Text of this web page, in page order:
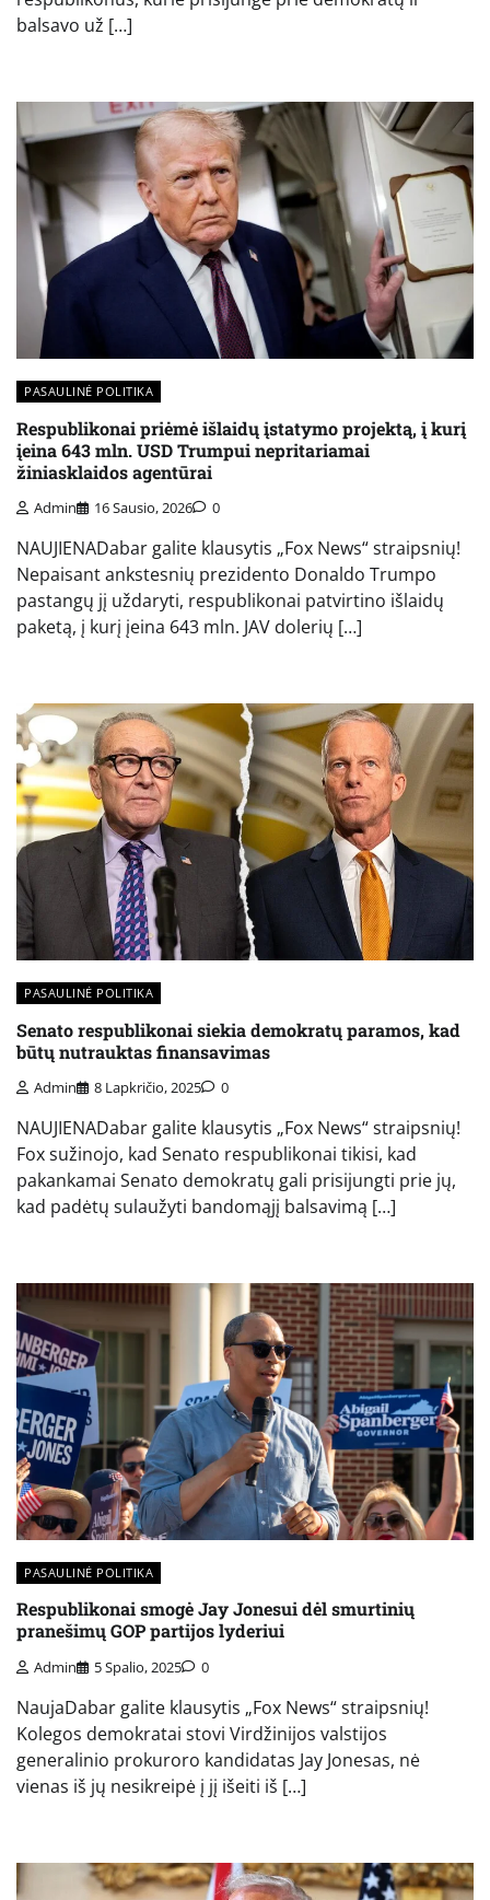
balsavo už […]
PASAULINĖ POLITIKA
Respublikonai priėmė išlaidų įstatymo projektą, į kurį
įeina 643 mln. USD Trumpui nepritariamai
žiniasklaidos agentūrai
Admin 16 Sausio, 2026 0
NAUJIENADabar galite klausytis „Fox News“ straipsnių!
Nepaisant ankstesnių prezidento Donaldo Trumpo
pastangų jį uždaryti, respublikonai patvirtino išlaidų
paketą, į kurį įeina 643 mln. JAV dolerių […]
PASAULINĖ POLITIKA
Senato respublikonai siekia demokratų paramos, kad
būtų nutrauktas finansavimas
Admin 8 Lapkričio, 2025 0
NAUJIENADabar galite klausytis „Fox News“ straipsnių!
Fox sužinojo, kad Senato respublikonai tikisi, kad
pakankamai Senato demokratų gali prisijungti prie jų,
kad padėtų sulaužyti bandomąjį balsavimą […]
PASAULINĖ POLITIKA
Respublikonai smogė Jay Jonesui dėl smurtinių
pranešimų GOP partijos lyderiui
Admin 5 Spalio, 2025 0
NaujaDabar galite klausytis „Fox News“ straipsnių!
Kolegos demokratai stovi Virdžinijos valstijos
generalinio prokuroro kandidatas Jay Jonesas, nė
vienas iš jų nesikreipė į jį išeiti iš […]